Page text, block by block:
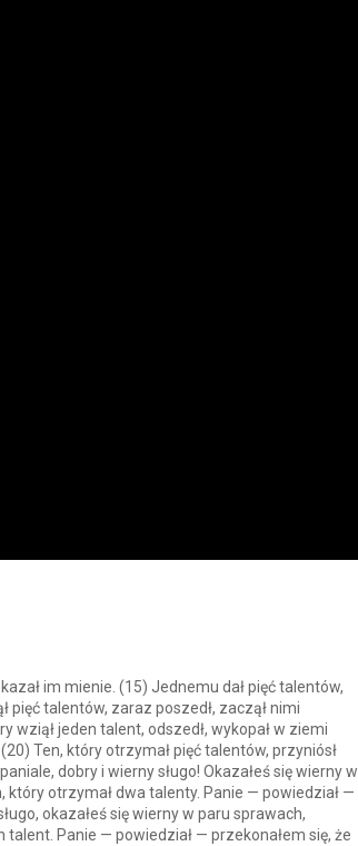
im mienie. (15) Jednemu dał pięć talentów,
pięć talentów, zaraz poszedł, zaczął nimi
wziął jeden talent, odszedł, wykopał w ziemi
Ten, który otrzymał pięć talentów, przyniósł
dobry i wierny sługo! Okazałeś się wierny w
który otrzymał dwa talenty. Panie — powiedział —
okazałeś się wierny w paru sprawach,
talent. Panie — powiedział — przekonałem się, że